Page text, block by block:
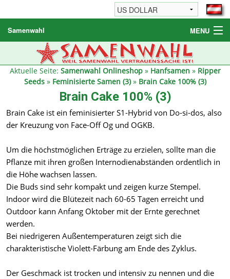
Samenwahl MENU
Hanfsamen
Weitere Produkte
Reseller
Aktuelle Seite: Samenwahl Onlineshop» Hanfsamen » Ripper
Seeds» Feminisierte Samen (3)» Brain Cake 100% (3)
Brain Cake 100% (3)
Brain Cake ist ein feminisierter S1-Hybrid von Do-si-dos, also
der Kreuzung von Face-Off Og und OGKB.
Um die höchstmöglichen Erträge zu erzielen, sollte man die
Pflanze mit ihren großen Internodienabständen ordentlich in
die Höhe wachsen lassen.
Die Buds sind sehr kompakt und zeigen kurze Stempel.
Indoor wird die Blütezeit nach 60-65 Tagen erreicht und
Outdoor kann Anfang Oktober mit der Ernte gerechnet
werden.
Bei niedrigeren Außentemperaturen zeigt sich die
charakteristische Violett-Färbung am Ende des Zyklus.
Der Geschmack ist trocken und intensiv zu nennen und die